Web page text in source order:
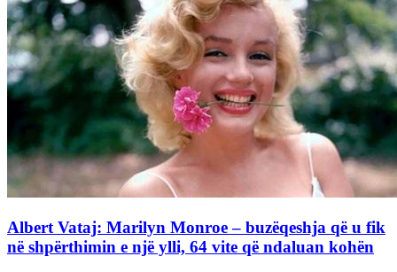
Albert Vataj: Marilyn Monroe – buzëqeshja që u fik
në shpërthimin e një ylli, 64 vite që ndaluan kohën